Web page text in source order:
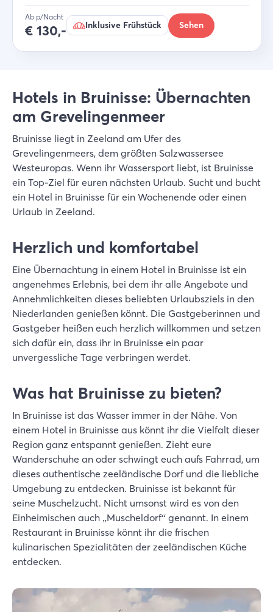
Ab p/Nacht
€ 130,- Inklusive Frühstück Sehen
Hotels in Bruinisse: Übernachten
am Grevelingenmeer
Bruinisse liegt in Zeeland am Ufer des
Grevelingenmeers, dem größten Salzwassersee
Westeuropas. Wenn ihr Wassersport liebt, ist Bruinisse
ein Top-Ziel für euren nächsten Urlaub. Sucht und bucht
ein Hotel in Bruinisse für ein Wochenende oder einen
Urlaub in Zeeland.
Herzlich und komfortabel
Eine Übernachtung in einem Hotel in Bruinisse ist ein
angenehmes Erlebnis, bei dem ihr alle Angebote und
Annehmlichkeiten dieses beliebten Urlaubsziels in den
Niederlanden genießen könnt. Die Gastgeberinnen und
Gastgeber heißen euch herzlich willkommen und setzen
sich dafür ein, dass ihr in Bruinisse ein paar
unvergessliche Tage verbringen werdet.
Was hat Bruinisse zu bieten?
In Bruinisse ist das Wasser immer in der Nähe. Von
einem Hotel in Bruinisse aus könnt ihr die Vielfalt dieser
Region ganz entspannt genießen. Zieht eure
Wanderschuhe an oder schwingt euch aufs Fahrrad, um
dieses authentische zeeländische Dorf und die liebliche
Umgebung zu entdecken. Bruinisse ist bekannt für
seine Muschelzucht. Nicht umsonst wird es von den
Einheimischen auch „Muscheldorf“ genannt. In einem
Restaurant in Bruinisse könnt ihr die frischen
kulinarischen Spezialitäten der zeeländischen Küche
entdecken.